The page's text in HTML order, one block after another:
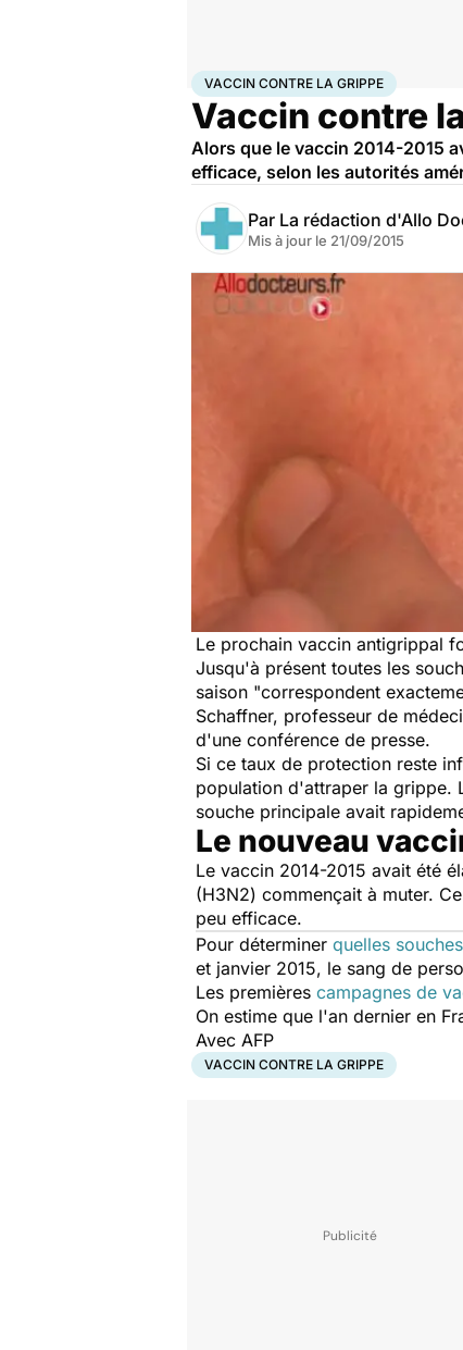
AccueilSantéMédicamentsVaccin contre la
VACCIN CONTRE LA GRIPPE
Vaccin contre
Alors que le vaccin 2014-2015
efficace, selon les autorités
Par La rédaction d'Allo
Mis à jour le 21/09/2015
Le prochain vaccin antigrippal
Jusqu'à présent toutes les
saison "correspondent
Schaffner, professeur de
d'une conférence de presse.
Si ce taux de protection reste
population d'attraper la grippe.
souche principale avait
Le nouveau
Le vaccin 2014-2015 avait été
(H3N2) commençait à muter.
peu efficace.
Pour déterminer quelles
et janvier 2015, le sang de
Les premières campagnes de
On estime que l'an dernier en
Avec AFP
VACCIN CONTRE LA GRIPPE